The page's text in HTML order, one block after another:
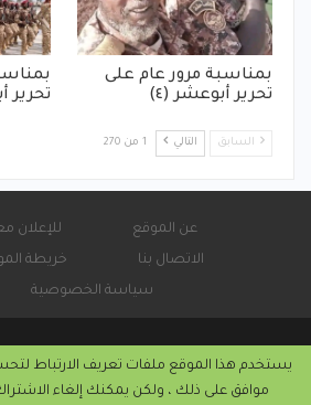
بمناسبة مرور عام على
تحرير أبوعشر (٤)
تحرير
السابق التالي 1 من 270
عن الموقع
للإعلان
الاتصال بنا
خريطة
سياسة الخصوصية
© 2026 - صحيفة كورة سودانية الإلكترونية.
يستخدم هذا الموقع ملفات تعريف الارتباط
موافق على ذلك ، ولكن يمكنك إلغاء